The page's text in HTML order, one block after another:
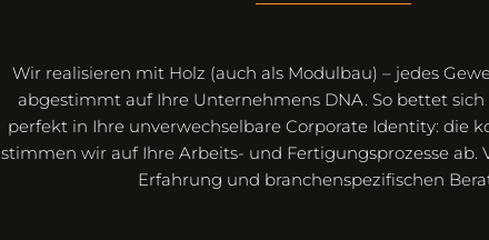
Wir realisieren mit Holz (auch als Modulbau) – jedes
abgestimmt auf Ihre Unternehmens DNA. So bettet
perfekt in Ihre unverwechselbare Corporate Identity: die
stimmen wir auf Ihre Arbeits- und Fertigungsprozesse ab.
Erfahrung und branchenspezifischen